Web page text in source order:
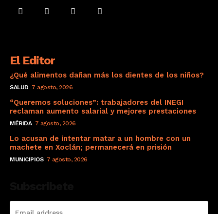
El Editor
¿Qué alimentos dañan más los dientes de los niños?
SALUD 7 agosto, 2026
“Queremos soluciones”: trabajadores del INEGI
reclaman aumento salarial y mejores prestaciones
MÉRIDA 7 agosto, 2026
Lo acusan de intentar matar a un hombre con un
machete en Xoclán; permanecerá en prisión
MUNICIPIOS 7 agosto, 2026